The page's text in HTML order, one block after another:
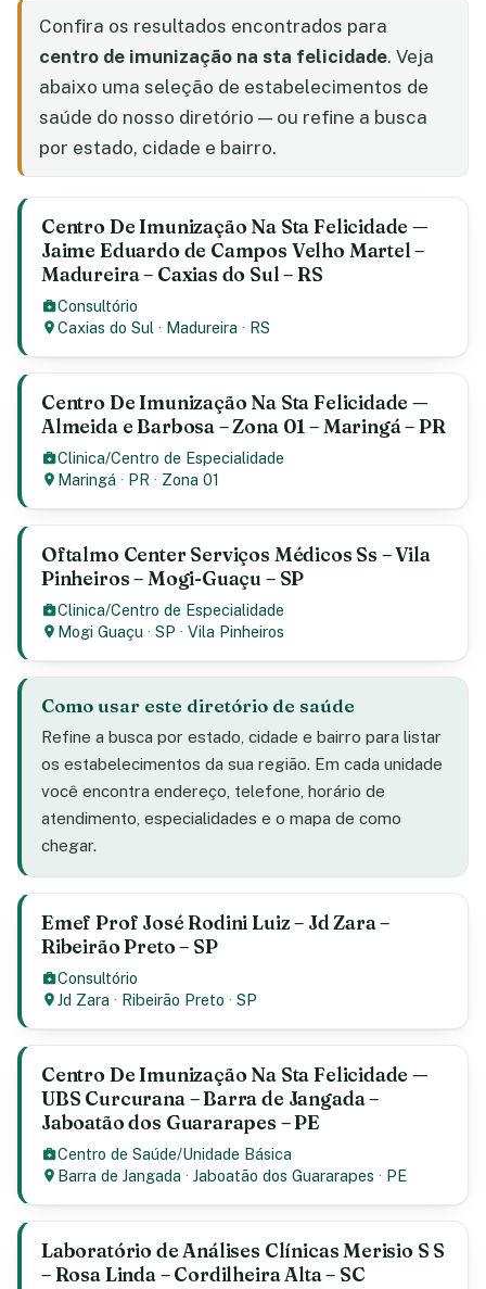
Confira os resultados encontrados para
centro de imunização na sta felicidade. Veja
abaixo uma seleção de estabelecimentos de
saúde do nosso diretório — ou refine a busca
por estado, cidade e bairro.
Centro De Imunização Na Sta Felicidade —
Jaime Eduardo de Campos Velho Martel –
Madureira – Caxias do Sul – RS
Consultório
Caxias do Sul · Madureira · RS
Centro De Imunização Na Sta Felicidade —
Almeida e Barbosa – Zona 01 – Maringá – PR
Clinica/Centro de Especialidade
Maringá · PR · Zona 01
Oftalmo Center Serviços Médicos Ss – Vila
Pinheiros – Mogi-Guaçu – SP
Clinica/Centro de Especialidade
Mogi Guaçu ·SP ·Vila Pinheiros
Como usar este diretório de saúde
Refine a busca por estado, cidade e bairro para listar
os estabelecimentos da sua região. Em cada unidade
você encontra endereço, telefone, horário de
atendimento, especialidades e o mapa de como
chegar.
Emef Prof José Rodini Luiz – Jd Zara –
Ribeirão Preto – SP
Consultório
Jd Zara · Ribeirão Preto ·SP
Centro De Imunização Na Sta Felicidade —
UBS Curcurana – Barra de Jangada –
Jaboatão dos Guararapes – PE
Centro de Saúde/Unidade Básica
Barra de Jangada ·Jaboatão dos Guararapes · PE
Laboratório de Análises Clínicas Merisio S S
– Rosa Linda – Cordilheira Alta – SC